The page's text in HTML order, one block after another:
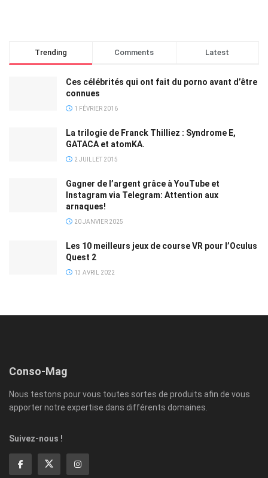
Trending Comments Latest
Ces célébrités qui ont fait du porno avant d’être
connues
1 FÉVRIER 2016
La trilogie de Franck Thilliez : Syndrome E,
GATACA et atomKA.
2 JUILLET 2015
Gagner de l’argent grâce à YouTube et
Instagram via Telegram: Attention aux
arnaques!
20 JANVIER 2025
Les 10 meilleurs jeux de course VR pour l’Oculus
Quest 2
13 AVRIL 2022
Conso-Mag
Nous testons pour vous toutes sortes de produits afin de vous
apporter notre expertise dans différents domaines.
Suivez-nous !